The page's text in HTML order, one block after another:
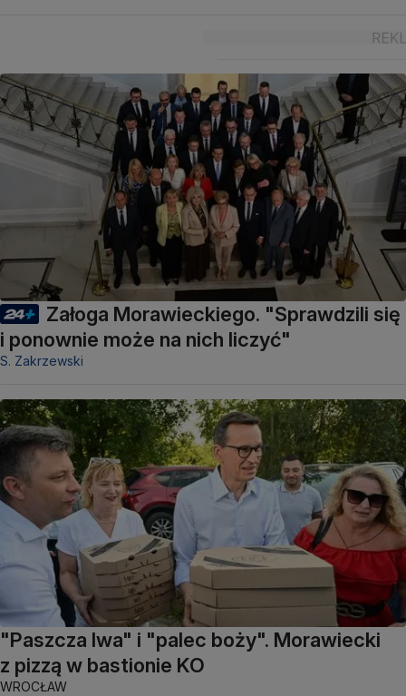
Załoga Morawieckiego. "Sprawdzili się
i ponownie może na nich liczyć"
S. Zakrzewski
"Paszcza lwa" i "palec boży". Morawiecki
z pizzą w bastionie KO
WROCŁAW